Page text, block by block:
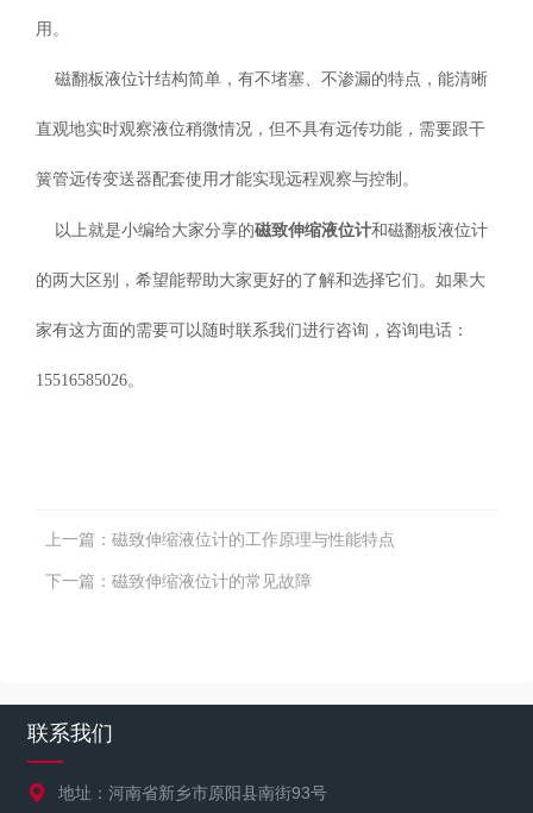
用。
磁翻板液位计结构简单，有不堵塞、不渗漏的特点，能清晰
直观地实时观察液位稍微情况，但不具有远传功能，需要跟干
簧管远传变送器配套使用才能实现远程观察与控制。
以上就是小编给大家分享的磁致伸缩液位计和磁翻板液位计
的两大区别，希望能帮助大家更好的了解和选择它们。如果大
家有这方面的需要可以随时联系我们进行咨询，咨询电话：
15516585026。
上一篇： 磁致伸缩液位计的工作原理与性能特点
下一篇： 磁致伸缩液位计的常见故障
联系我们
地址：河南省新乡市原阳县南街93号